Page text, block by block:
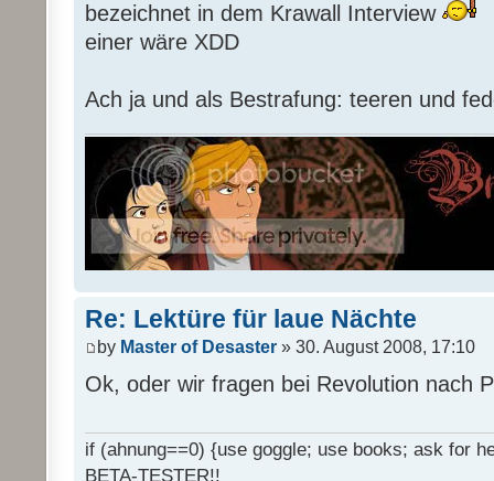
bezeichnet in dem Krawall Interview
einer wäre XDD
Ach ja und als Bestrafung: teeren und
Re: Lektüre für laue Nächte
by Master of Desaster » 30. August 2008, 17:10
Ok, oder wir fragen bei Revolution nach
if (ahnung==0) {use goggle; use books; ask for
BETA-TESTER!!